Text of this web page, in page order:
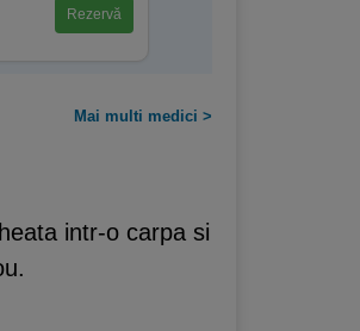
Rezervă
Mai multi medici >
intr-o carpa si